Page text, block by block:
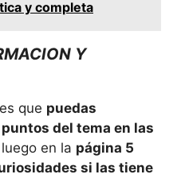
y completa
Y
que puedas
del tema en las
en la página 5
si las tiene